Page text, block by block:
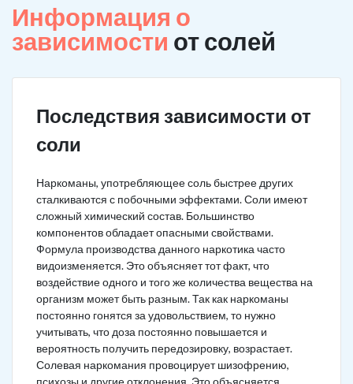
Информация о
зависимости от солей
Последствия зависимости от
соли
Наркоманы, употребляющее соль быстрее других
сталкиваются с побочными эффектами. Соли имеют
сложный химический состав. Большинство
компонентов обладает опасными свойствами.
Формула производства данного наркотика часто
видоизменяется. Это объясняет тот факт, что
воздействие одного и того же количества вещества на
организм может быть разным. Так как наркоманы
постоянно гонятся за удовольствием, то нужно
учитывать, что доза постоянно повышается и
вероятность получить передозировку, возрастает.
Солевая наркомания провоцирует шизофрению,
психозы и другие отклонения. Это объясняется